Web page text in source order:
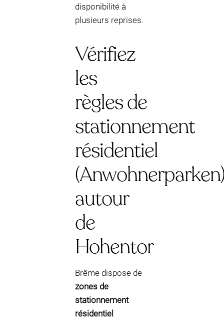
disponibilité à
plusieurs reprises.
Vérifiez
les
règles de
stationnement
résidentiel
autour
de
Hohentor
Brême dispose de
zones de
stationnement
résidentiel